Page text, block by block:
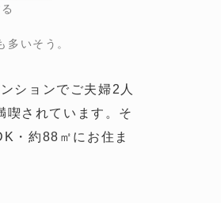
いそう。
ションでご夫婦2人
喫されています。そ
・約88㎡にお住ま